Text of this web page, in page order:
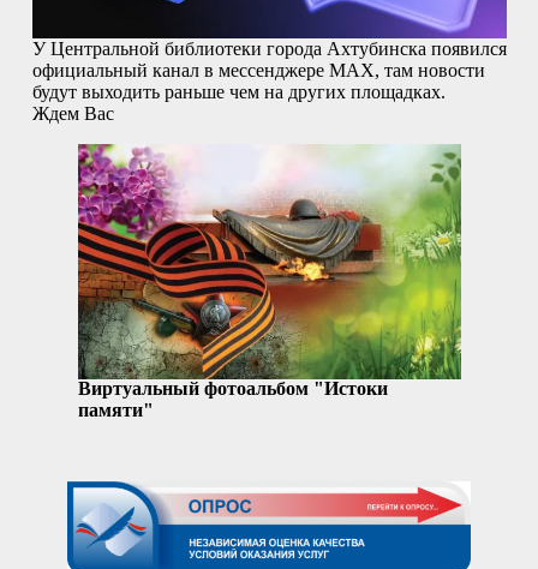
У Центральной библиотеки города Ахтубинска появился
официальный канал в мессенджере MAX, там новости
будут выходить раньше чем на других площадках.
Ждем Вас
Виртуальный фотоальбом "Истоки
памяти"